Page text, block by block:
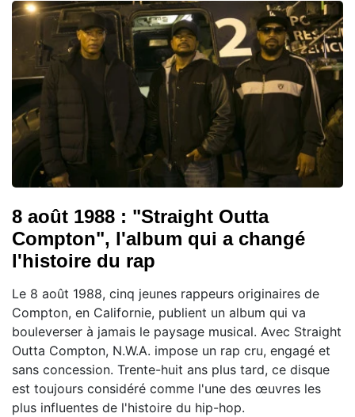
8 août 1988 : "Straight Outta
Compton", l'album qui a changé
l'histoire du rap
Le 8 août 1988, cinq jeunes rappeurs originaires de
Compton, en Californie, publient un album qui va
bouleverser à jamais le paysage musical. Avec Straight
Outta Compton, N.W.A. impose un rap cru, engagé et
sans concession. Trente-huit ans plus tard, ce disque
est toujours considéré comme l'une des œuvres les
plus influentes de l'histoire du hip-hop.